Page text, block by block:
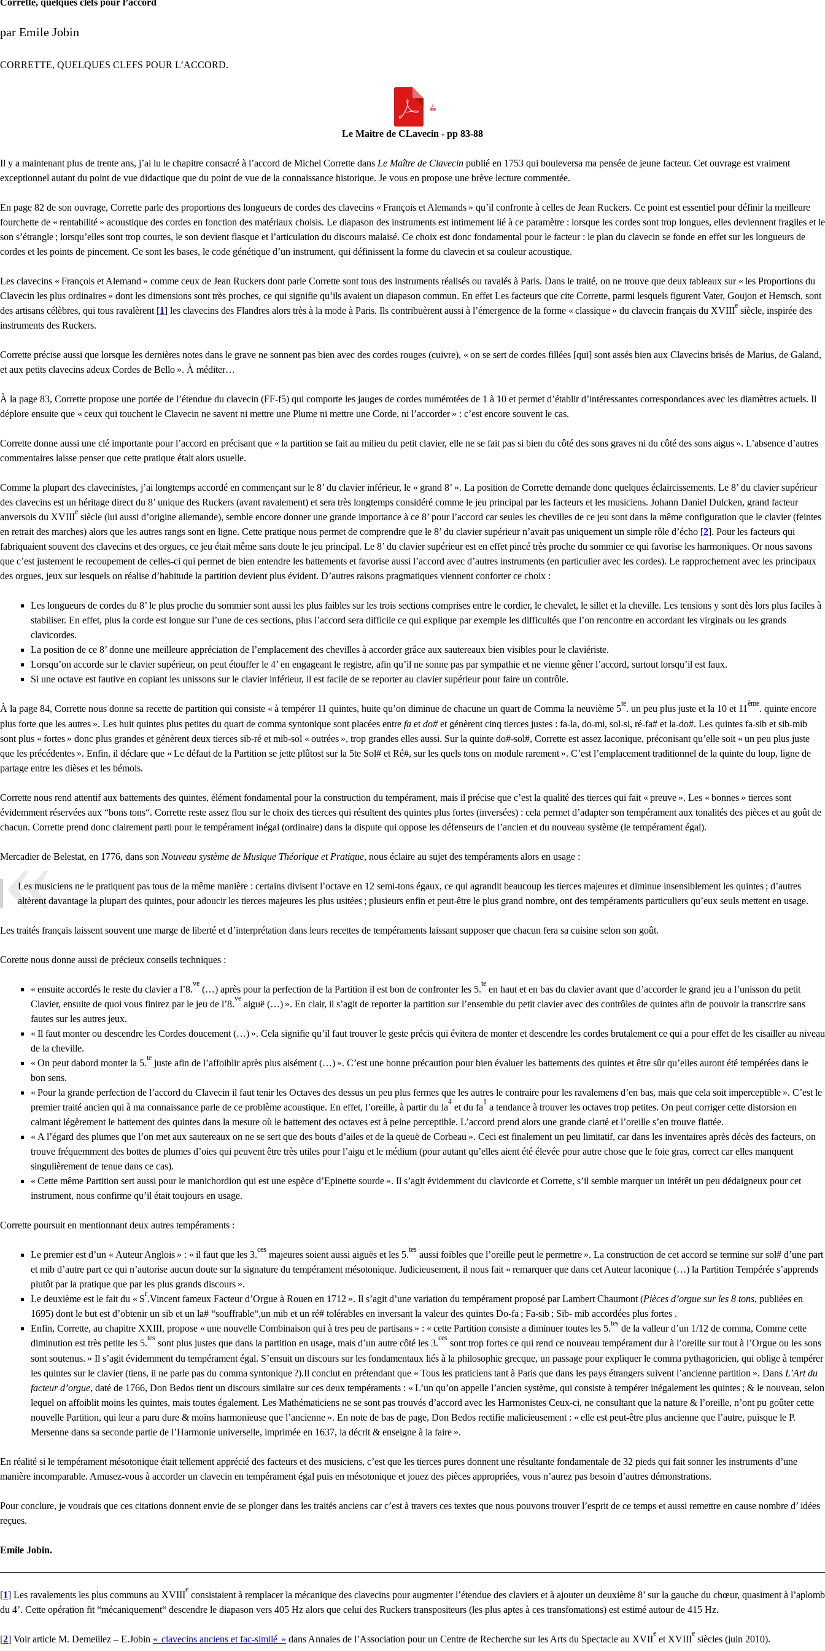
Corrette, quelques clefs pour l’accord
par Emile Jobin
CORRETTE, QUELQUES CLEFS POUR L’ACCORD.
Le Maitre de CLavecin - pp 83-88
Il y a maintenant plus de trente ans, j’ai lu le chapitre consacré à l’accord de Michel Corrette dans Le Maître de Clavecin publié en 1753 qui bouleversa ma pensée de jeune facteur. Cet ouvrage est vraiment
exceptionnel autant du point de vue didactique que du point de vue de la connaissance historique. Je vous en propose une brève lecture commentée.
En page 82 de son ouvrage, Corrette parle des proportions des longueurs de cordes des clavecins « François et Alemands » qu’il confronte à celles de Jean Ruckers. Ce point est essentiel pour définir la meilleure
fourchette de « rentabilité » acoustique des cordes en fonction des matériaux choisis. Le diapason des instruments est intimement lié à ce paramètre : lorsque les cordes sont trop longues, elles deviennent fragiles et le
son s’étrangle ; lorsqu’elles sont trop courtes, le son devient flasque et l’articulation du discours malaisé. Ce choix est donc fondamental pour le facteur : le plan du clavecin se fonde en effet sur les longueurs de
cordes et les points de pincement. Ce sont les bases, le code génétique d’un instrument, qui définissent la forme du clavecin et sa couleur acoustique.
Les clavecins « François et Alemand » comme ceux de Jean Ruckers dont parle Corrette sont tous des instruments réalisés ou ravalés à Paris. Dans le traité, on ne trouve que deux tableaux sur « les Proportions du
Clavecin les plus ordinaires » dont les dimensions sont très proches, ce qui signifie qu’ils avaient un diapason commun. En effet Les facteurs que cite Corrette, parmi lesquels figurent Vater, Goujon et Hemsch, sont
des artisans célèbres, qui tous ravalèrent [1] les clavecins des Flandres alors très à la mode à Paris. Ils contribuèrent aussi à l’émergence de la forme « classique » du clavecin français du XVIII
e
siècle, inspirée des
instruments des Ruckers.
Corrette précise aussi que lorsque les dernières notes dans le grave ne sonnent pas bien avec des cordes rouges (cuivre), « on se sert de cordes fillées [qui] sont assés bien aux Clavecins brisés de Marius, de Galand,
et aux petits clavecins adeux Cordes de Bello ». À méditer…
À la page 83, Corrette propose une portée de l’étendue du clavecin (FF-f5) qui comporte les jauges de cordes numérotées de 1 à 10 et permet d’établir d’intéressantes correspondances avec les diamètres actuels. Il
déplore ensuite que « ceux qui touchent le Clavecin ne savent ni mettre une Plume ni mettre une Corde, ni l’accorder » : c’est encore souvent le cas.
Corrette donne aussi une clé importante pour l’accord en précisant que « la partition se fait au milieu du petit clavier, elle ne se fait pas si bien du côté des sons graves ni du côté des sons aigus ». L’absence d’autres
commentaires laisse penser que cette pratique était alors usuelle.
Comme la plupart des clavecinistes, j’ai longtemps accordé en commençant sur le 8’ du clavier inférieur, le « grand 8’ ». La position de Corrette demande donc quelques éclaircissements. Le 8’ du clavier supérieur
des clavecins est un héritage direct du 8’ unique des Ruckers (avant ravalement) et sera très longtemps considéré comme le jeu principal par les facteurs et les musiciens. Johann Daniel Dulcken, grand facteur
anversois du XVIII
e
siècle (lui aussi d’origine allemande), semble encore donner une grande importance à ce 8’ pour l’accord car seules les chevilles de ce jeu sont dans la même configuration que le clavier (feintes
en retrait des marches) alors que les autres rangs sont en ligne. Cette pratique nous permet de comprendre que le 8’ du clavier supérieur n’avait pas uniquement un simple rôle d’écho [2]. Pour les facteurs qui
fabriquaient souvent des clavecins et des orgues, ce jeu était même sans doute le jeu principal. Le 8’ du clavier supérieur est en effet pincé très proche du sommier ce qui favorise les harmoniques. Or nous savons
que c’est justement le recoupement de celles-ci qui permet de bien entendre les battements et favorise aussi l’accord avec d’autres instruments (en particulier avec les cordes). Le rapprochement avec les principaux
des orgues, jeux sur lesquels on réalise d’habitude la partition devient plus évident. D’autres raisons pragmatiques viennent conforter ce choix :
Les longueurs de cordes du 8’ le plus proche du sommier sont aussi les plus faibles sur les trois sections comprises entre le cordier, le chevalet, le sillet et la cheville. Les tensions y sont dès lors plus faciles à
stabiliser. En effet, plus la corde est longue sur l’une de ces sections, plus l’accord sera difficile ce qui explique par exemple les difficultés que l’on rencontre en accordant les virginals ou les grands
clavicordes.
La position de ce 8’ donne une meilleure appréciation de l’emplacement des chevilles à accorder grâce aux sautereaux bien visibles pour le claviériste.
Lorsqu’on accorde sur le clavier supérieur, on peut étouffer le 4’ en engageant le registre, afin qu’il ne sonne pas par sympathie et ne vienne gêner l’accord, surtout lorsqu’il est faux.
Si une octave est fautive en copiant les unissons sur le clavier inférieur, il est facile de se reporter au clavier supérieur pour faire un contrôle.
À la page 84, Corrette nous donne sa recette de partition qui consiste « à tempérer 11 quintes, huite qu’on diminue de chacune un quart de Comma la neuvième 5
te
. un peu plus juste et la 10 et 11
ème
. quinte encore
plus forte que les autres ». Les huit quintes plus petites du quart de comma syntonique sont placées entre fa et do#et génèrent cinq tierces justes : fa-la, do-mi, sol-si, ré-fa# et la-do#. Les quintes fa-sib et sib-mib
sont plus « fortes » donc plus grandes et génèrent deux tierces sib-ré et mib-sol « outrées », trop grandes elles aussi. Sur la quinte do#-sol#, Corrette est assez laconique, préconisant qu’elle soit « un peu plus juste
que les précédentes ». Enfin, il déclare que « Le défaut de la Partition se jette plûtost sur la 5te Sol# et Ré#, sur les quels tons on module rarement ». C’est l’emplacement traditionnel de la quinte du loup, ligne de
partage entre les dièses et les bémols.
Corrette nous rend attentif aux battements des quintes, élément fondamental pour la construction du tempérament, mais il précise que c’est la qualité des tierces qui fait « preuve ». Les « bonnes » tierces sont
évidemment réservées aux “bons tons“. Corrette reste assez flou sur le choix des tierces qui résultent des quintes plus fortes (inversées) : cela permet d’adapter son tempérament aux tonalités des pièces et au goût de
chacun. Corrette prend donc clairement parti pour le tempérament inégal (ordinaire) dans la dispute qui oppose les défenseurs de l’ancien et du nouveau système (le tempérament égal).
Mercadier de Belestat, en 1776, dans son Nouveau système de Musique Théorique et Pratique, nous éclaire au sujet des tempéraments alors en usage :
Les musiciens ne le pratiquent pas tous de la même manière : certains divisent l’octave en 12 semi-tons égaux, ce qui agrandit beaucoup les tierces majeures et diminue insensiblement les quintes ; d’autres
altèrent davantage la plupart des quintes, pour adoucir les tierces majeures les plus usitées ; plusieurs enfin et peut-être le plus grand nombre, ont des tempéraments particuliers qu’eux seuls mettent en usage.
Les traités français laissent souvent une marge de liberté et d’interprétation dans leurs recettes de tempéraments laissant supposer que chacun fera sa cuisine selon son goût.
Corette nous donne aussi de précieux conseils techniques :
« ensuite accordés le reste du clavier a l’8.
ve
(…) après pour la perfection de la Partition il est bon de confronter les 5.
te
en haut et en bas du clavier avant que d’accorder le grand jeu a l’unisson du petit
Clavier, ensuite de quoi vous finirez par le jeu de l’8.
ve
aiguë (…) ». En clair, il s’agit de reporter la partition sur l’ensemble du petit clavier avec des contrôles de quintes afin de pouvoir la transcrire sans
fautes sur les autres jeux.
« Il faut monter ou descendre les Cordes doucement (…) ». Cela signifie qu’il faut trouver le geste précis qui évitera de monter et descendre les cordes brutalement ce qui a pour effet de les cisailler au niveau
de la cheville.
« On peut dabord monter la 5.
te
juste afin de l’affoiblir après plus aisément (…) ». C’est une bonne précaution pour bien évaluer les battements des quintes et être sûr qu’elles auront été tempérées dans le
bon sens.
« Pour la grande perfection de l’accord du Clavecin il faut tenir les Octaves des dessus un peu plus fermes que les autres le contraire pour les ravalemens d’en bas, mais que cela soit imperceptible ». C’est le
premier traité ancien qui à ma connaissance parle de ce problème acoustique. En effet, l’oreille, à partir du la
4
et du fa
1
a tendance à trouver les octaves trop petites. On peut corriger cette distorsion en
calmant légèrement le battement des quintes dans la mesure où le battement des octaves est à peine perceptible. L’accord prend alors une grande clarté et l’oreille s’en trouve flattée.
« A l’égard des plumes que l’on met aux sautereaux on ne se sert que des bouts d’ailes et de la queuë de Corbeau ». Ceci est finalement un peu limitatif, car dans les inventaires après décès des facteurs, on
trouve fréquemment des bottes de plumes d’oies qui peuvent être très utiles pour l’aigu et le médium (pour autant qu’elles aient été élevée pour autre chose que le foie gras, correct car elles manquent
singulièrement de tenue dans ce cas).
« Cette même Partition sert aussi pour le manichordion qui est une espèce d’Epinette sourde ». Il s’agit évidemment du clavicorde et Corrette, s’il semble marquer un intérêt un peu dédaigneux pour cet
instrument, nous confirme qu’il était toujours en usage.
Corrette poursuit en mentionnant deux autres tempéraments :
Le premier est d’un « Auteur Anglois » : « il faut que les 3.
ces
majeures soient aussi aiguës et les 5.
tes
aussi foibles que l’oreille peut le permettre ». La construction de cet accord se termine sur sol# d’une part
et mib d’autre part ce qui n’autorise aucun doute sur la signature du tempérament mésotonique. Judicieusement, il nous fait « remarquer que dans cet Auteur laconique (…) la Partition Tempérée s’apprends
plutôt par la pratique que par les plus grands discours ».
Le deuxième est le fait du « S
r
.Vincent fameux Facteur d’Orgue à Rouen en 1712 ». Il s’agit d’une variation du tempérament proposé par Lambert Chaumont (Pièces d’orgue sur les 8 tons, publiées en
1695) dont le but est d’obtenir un sib et un la# “souffrable“,un mib et un ré# tolérables en inversant la valeur des quintes Do-fa ; Fa-sib ; Sib- mib accordées plus fortes .
Enfin, Corrette, au chapitre XXIII, propose « une nouvelle Combinaison qui à tres peu de partisans » : « cette Partition consiste a diminuer toutes les 5.
tes
de la valleur d’un 1/12 de comma, Comme cette
diminution est très petite les 5.
tes
sont plus justes que dans la partition en usage, mais d’un autre côté les 3.
ces
sont trop fortes ce qui rend ce nouveau tempérament dur à l’oreille sur tout à l’Orgue ou les sons
sont soutenus. » Il s’agit évidemment du tempérament égal. S’ensuit un discours sur les fondamentaux liés à la philosophie grecque, un passage pour expliquer le comma pythagoricien, qui oblige à tempérer
les quintes sur le clavier (tiens, il ne parle pas du comma syntonique?).Il conclut en prétendant que « Tous les praticiens tant à Paris que dans les pays étrangers suivent l’ancienne partition ». Dans L’Art du
facteur d’orgue, daté de 1766, Don Bedos tient un discours similaire sur ces deux tempéraments : « L’un qu’on appelle l’ancien système, qui consiste à tempérer inégalement les quintes ; & le nouveau, selon
lequel on affoiblit moins les quintes, mais toutes également. Les Mathématiciens ne se sont pas trouvés d’accord avec les Harmonistes Ceux-ci, ne consultant que la nature & l’oreille, n’ont pu goûter cette
nouvelle Partition, qui leur a paru dure & moins harmonieuse que l’ancienne ». En note de bas de page, Don Bedos rectifie malicieusement : « elle est peut-être plus ancienne que l’autre, puisque le P.
Mersenne dans sa seconde partie de l’Harmonie universelle, imprimée en 1637, la décrit & enseigne à la faire ».
En réalité si le tempérament mésotonique était tellement apprécié des facteurs et des musiciens, c’est que les tierces pures donnent une résultante fondamentale de 32 pieds qui fait sonner les instruments d’une
manière incomparable. Amusez-vous à accorder un clavecin en tempérament égal puis en mésotonique et jouez des pièces appropriées, vous n’aurez pas besoin d’autres démonstrations.
Pour conclure, je voudrais que ces citations donnent envie de se plonger dans les traités anciens car c’est à travers ces textes que nous pouvons trouver l’esprit de ce temps et aussi remettre en cause nombre d’ idées
reçues.
Emile Jobin.
[1] Les ravalements les plus communs au XVIII
e
consistaient à remplacer la mécanique des clavecins pour augmenter l’étendue des claviers et à ajouter un deuxième 8’ sur la gauche du chœur, quasiment à l’aplomb
du 4’. Cette opération fit “mécaniquement“ descendre le diapason vers 405 Hz alors que celui des Ruckers transpositeurs (les plus aptes à ces transfomations) est estimé autour de 415 Hz.
[2] Voir article M. Demeillez – E.Jobin « clavecins anciens et fac-similé » dans Annales de l’Association pour un Centre de Recherche sur les Arts du Spectacle au XVII
e
et XVIII
e
siècles (juin 2010).